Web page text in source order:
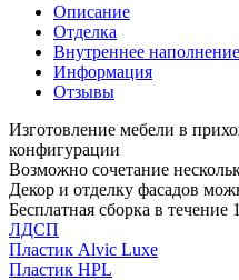
Описание
Отделка
Внутреннее наполнение
Информация
Отзывы
Изготовление мебели в
конфигурации
Возможно сочетание
Декор и отделку фасадов
Бесплатная сборка в течение
ЛДСП
Пластик Alvic Luxe
Пластик HPL